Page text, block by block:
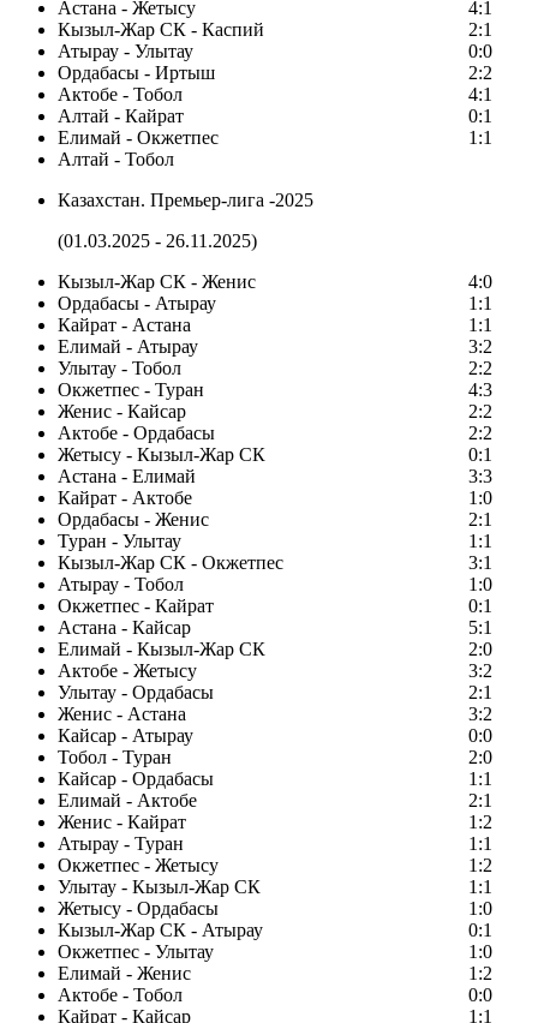
Астана - Жетысу
4:1
Кызыл-Жар СК - Каспий
2:1
Атырау - Улытау
0:0
Ордабасы - Иртыш
2:2
Актобе - Тобол
4:1
Алтай - Кайрат
0:1
Елимай - Окжетпес
1:1
Алтай - Тобол
Казахстан. Премьер-лига -2025
(01.03.2025 - 26.11.2025)
Кызыл-Жар СК - Женис
4:0
Ордабасы - Атырау
1:1
Кайрат - Астана
1:1
Елимай - Атырау
3:2
Улытау - Тобол
2:2
Окжетпес - Туран
4:3
Женис - Кайсар
2:2
Актобе - Ордабасы
2:2
Жетысу - Кызыл-Жар СК
0:1
Астана - Елимай
3:3
Кайрат - Актобе
1:0
Ордабасы - Женис
2:1
Туран - Улытау
1:1
Кызыл-Жар СК - Окжетпес
3:1
Атырау - Тобол
1:0
Окжетпес - Кайрат
0:1
Астана - Кайсар
5:1
Елимай - Кызыл-Жар СК
2:0
Актобе - Жетысу
3:2
Улытау - Ордабасы
2:1
Женис - Астана
3:2
Кайсар - Атырау
0:0
Тобол - Туран
2:0
Кайсар - Ордабасы
1:1
Елимай - Актобе
2:1
Женис - Кайрат
1:2
Атырау - Туран
1:1
Окжетпес - Жетысу
1:2
Улытау - Кызыл-Жар СК
1:1
Жетысу - Ордабасы
1:0
Кызыл-Жар СК - Атырау
0:1
Окжетпес - Улытау
1:0
Елимай - Женис
1:2
Актобе - Тобол
0:0
Кайрат - Кайсар
1:1